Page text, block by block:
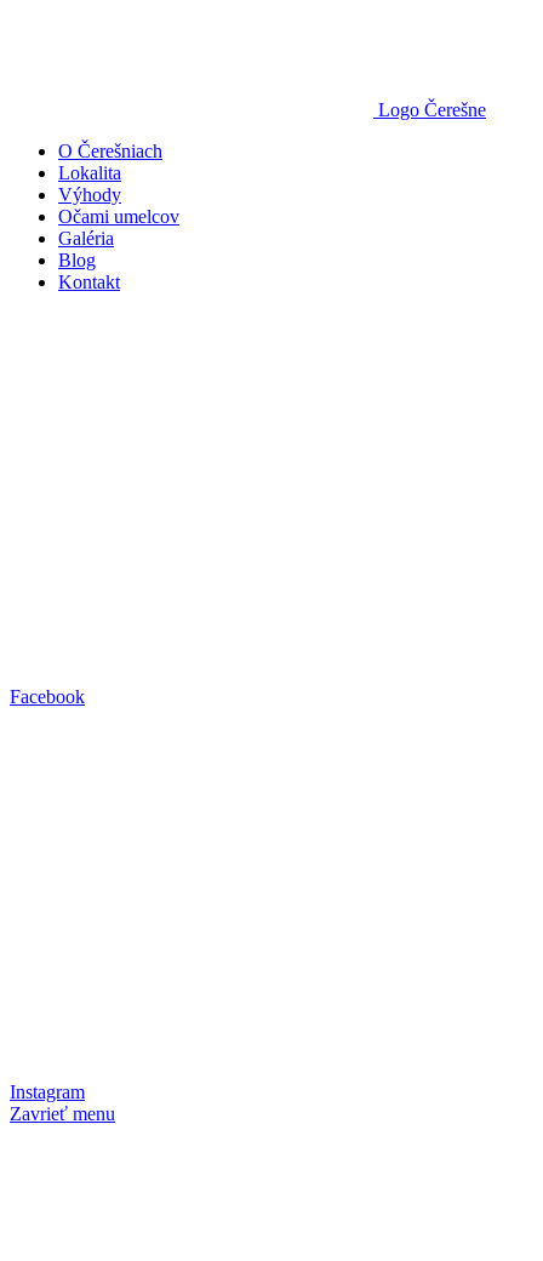
Logo Čerešne
O Čerešniach
Lokalita
Výhody
Očami umelcov
Galéria
Blog
Kontakt
Facebook
Instagram
Zavrieť menu